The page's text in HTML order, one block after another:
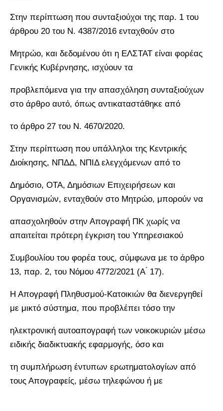
Στην περίπτωση που συνταξιούχοι της παρ. 1 του
άρθρου 20 του Ν. 4387/2016 ενταχθούν στο
Μητρώο, και δεδομένου ότι η ΕΛΣΤΑΤ είναι φορέας
Γενικής Κυβέρνησης, ισχύουν τα
προβλεπόμενα για την απασχόληση συνταξιούχων
στο άρθρο αυτό, όπως αντικαταστάθηκε από
το άρθρο 27 του Ν. 4670/2020.
Στην περίπτωση που υπάλληλοι της Κεντρικής
Διοίκησης, ΝΠΔΔ, ΝΠΙΔ ελεγχόμενων από το
Δημόσιο, ΟΤΑ, Δημόσιων Επιχειρήσεων και
Οργανισμών, ενταχθούν στο Μητρώο, μπορούν να
απασχοληθούν στην Απογραφή ΠΚ χωρίς να
απαιτείται πρότερη έγκριση του Υπηρεσιακού
Συμβουλίου του φορέα τους, σύμφωνα με το άρθρο
13, παρ. 2, του Νόμου 4772/2021 (Α ́ 17).
Η Απογραφή Πληθυσμού-Κατοικιών θα διενεργηθεί
με μικτό σύστημα, που προβλέπει τόσο την
ηλεκτρονική αυτοαπογραφή των νοικοκυριών μέσω
ειδικής διαδικτυακής εφαρμογής, όσο και
τη συμπλήρωση έντυπων ερωτηματολογίων από
τους Απογραφείς, μέσω τηλεφώνου ή με